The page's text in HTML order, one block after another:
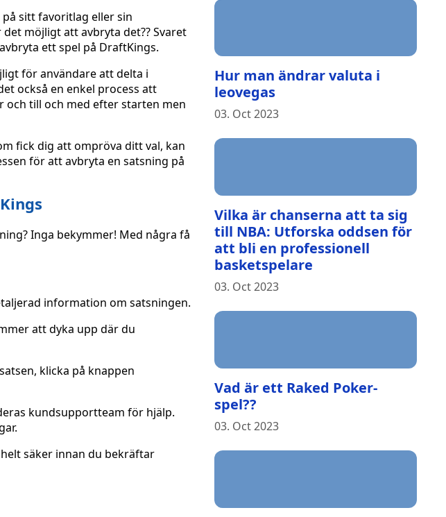
sitt favoritlag eller sin
möjligt att avbryta det?? Svaret
ett spel på DraftKings.
för användare att delta i
också en enkel process att
och till och med efter starten men
fick dig att ompröva ditt val, kan
för att avbryta en satsning på
Inga bekymmer! Med några få
information om satsningen.
att dyka upp där du
klicka på knappen
kundsupportteam för hjälp.
säker innan du bekräftar
Hur man ändrar valuta i
leovegas
03. Oct 2023
Vilka är chanserna att ta sig
till NBA: Utforska oddsen för
att bli en professionell
basketspelare
03. Oct 2023
Vad är ett Raked Poker-
spel??
03. Oct 2023